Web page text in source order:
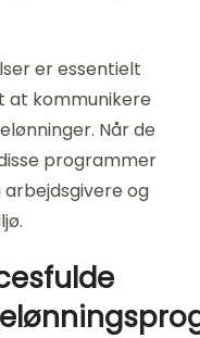
er essentielt
at kommunikere
Når de
programmer
og